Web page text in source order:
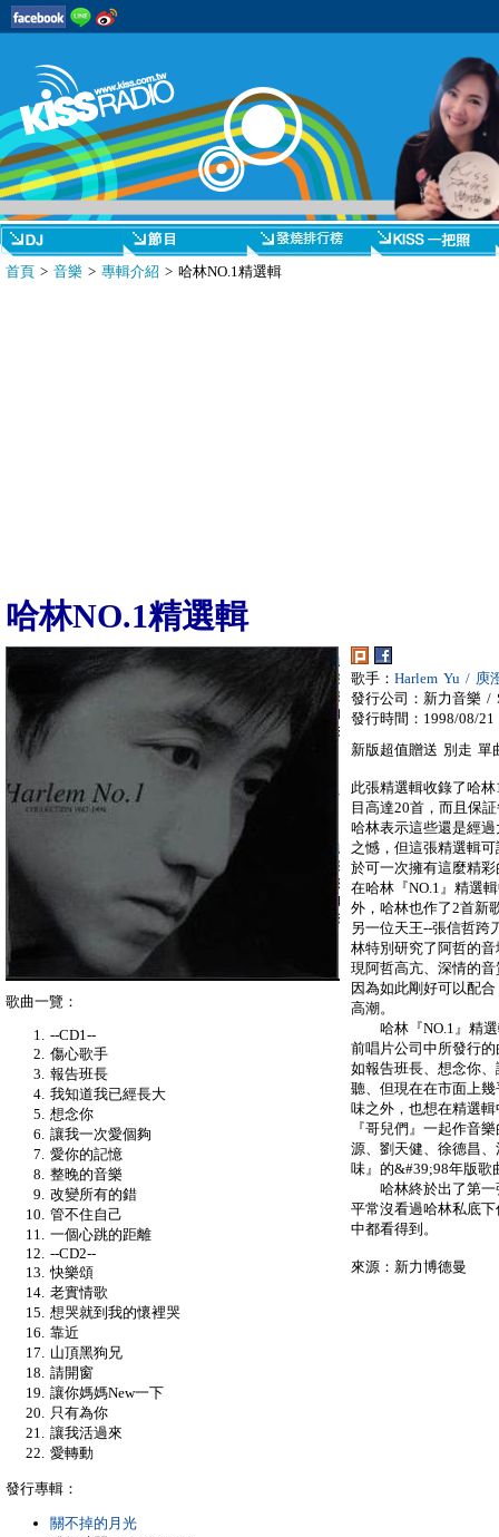
首頁 > 音樂 > 專輯介紹 > 哈林NO.1精選輯
哈林NO.1精選輯
歌手： Harlem Yu / 庾
發行公司：新力音樂 /
發行時間：1998/08/21
新版超值贈送 別走 單
此張精選輯收錄了哈
目高達20首，而且保
哈林表示這些還是經
之憾，但這張精選輯
於可一次擁有這麼精
在哈林『NO.1』精選
外，哈林也作了2首新
另一位天王--張信哲跨
林特別研究了阿哲的
現阿哲高亢、深情的
因為如此剛好可以配
高潮。
哈林『NO.1』精選
前唱片公司中所發行
如報告班長、想念你
聽、但現在在市面上
味之外，也想在精選
『哥兒們』一起作音
源、劉天健、徐德昌
味』的&#39;98年版歌
哈林終於出了第一
平常沒看過哈林私底
中都看得到。
來源：新力博德曼
歌曲一覽：
--CD1--
傷心歌手
報告班長
我知道我已經長大
想念你
讓我一次愛個夠
愛你的記憶
整晚的音樂
改變所有的錯
管不住自己
一個心跳的距離
--CD2--
快樂頌
老實情歌
想哭就到我的懷裡哭
靠近
山頂黑狗兄
請開窗
讓你媽媽New一下
只有為你
讓我活過來
愛轉動
發行專輯：
關不掉的月光